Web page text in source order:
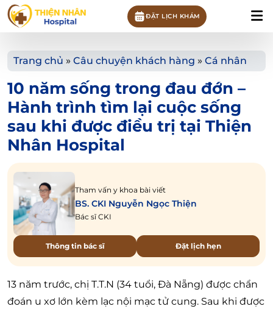
ĐẶT LỊCH KHÁM
Trang chủ » Câu chuyện khách hàng » Cá nhân
10 năm sống trong đau đớn –
Hành trình tìm lại cuộc sống
sau khi được điều trị tại Thiện
Nhân Hospital
Tham vấn y khoa bài viết
BS. CKI Nguyễn Ngọc Thiện
Bác sĩ CKI
Thông tin bác sĩ Đặt lịch hẹn
13 năm trước, chị T.T.N (34 tuổi, Đà Nẵng) được chẩn
đoán u xơ lớn kèm lạc nội mạc tử cung. Sau khi được